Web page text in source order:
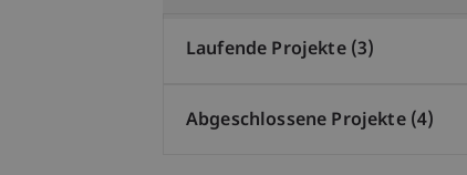
Laufende Projekte (3)
Abgeschlossene Projekte (4)